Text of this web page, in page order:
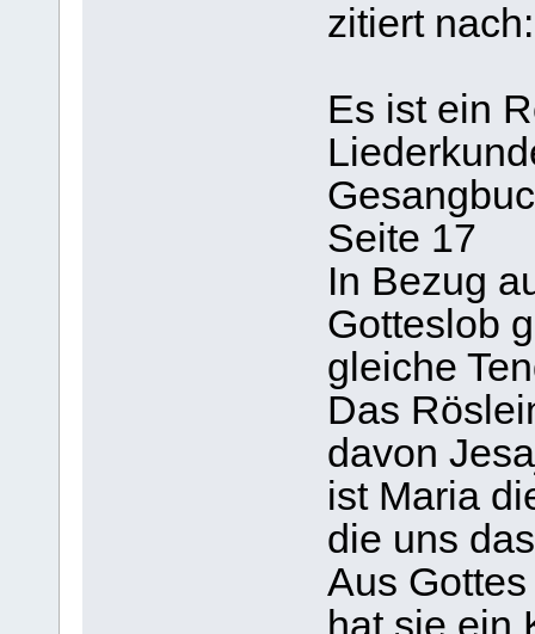
zitiert
Es ist ein
Seite 17
In Bezug
Gotteslob
gleiche
Das
davon
ist Maria
die uns
Aus